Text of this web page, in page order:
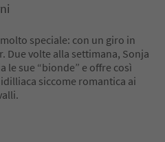
speciale: con un giro in
Due volte alla settimana, Sonja
le sue “bionde” e offre così
siccome romantica ai